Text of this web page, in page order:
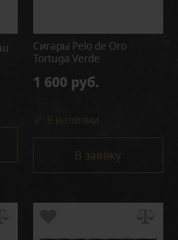
Сигары Pelo de Oro
Tortuga Verde
1 600 руб.
В наличии
В заявку